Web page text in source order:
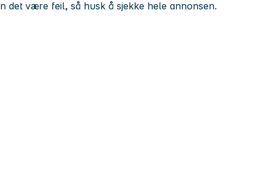
det være feil, så husk å sjekke hele annonsen.